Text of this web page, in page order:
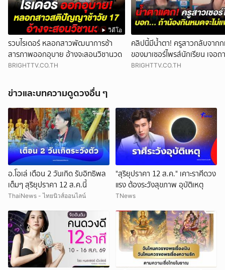
วิดีโอ
รวบไรเดอร์ หลอกสาวพัฒนาการช้า
สารภาพออกอุบาย อ้างจะสอนวิชานวด
BRIGHTTV.CO.TH
คลิปนี้มีน้ำตา! ครูสาวกลับจาก
ของมาเซอร์ไพรส์นักเรียน เจอถ
บาท กลัวครูจ่ายแพง w
BRIGHTTV.CO.TH
ข่าวและบทความดูดวงอื่น ๆ
อ.โอเล่ เตือน 2 วันเกิด รับอิทธิพล
เต็มๆ สุริยุปราคา 12 ส.ค.นี้
ThaiNews - ไทยนิวส์ออนไลน์
"สุริยุปราคา 12 ส.ค." เคาะราศีดวง
แรง ต้องระวังสุขภาพ อุบัติเหตุ
TNews